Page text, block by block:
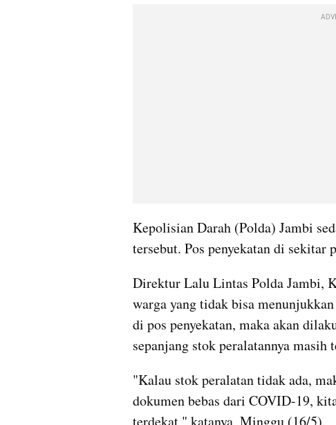
Kepolisian Darah (Polda) Jambi
tersebut. Pos penyekatan di sekitar
Direktur Lalu Lintas Polda Jambi,
warga yang tidak bisa
di pos penyekatan, maka akan
sepanjang stok peralatannya masih
"Kalau stok peralatan tidak ada,
dokumen bebas dari COVID-19,
terdekat," katanya, Minggu (16/5).